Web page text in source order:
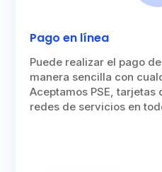
Pago en línea
Puede realizar el pago
manera sencilla con
Aceptamos PSE,
redes de servicios en